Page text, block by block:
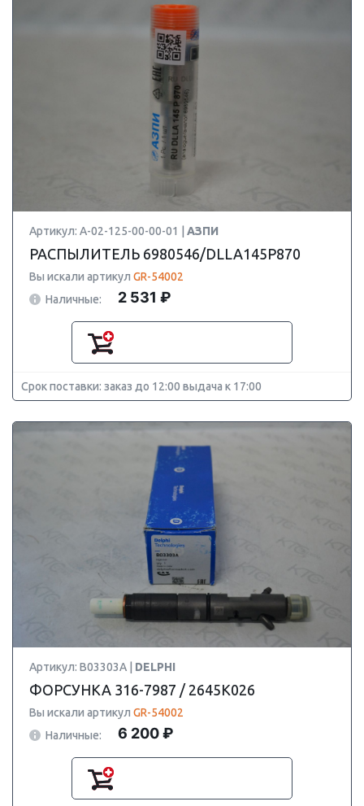
Артикул: А-02-125-00-00-01 | АЗПИ
РАСПЫЛИТЕЛЬ 6980546/DLLA145P870
Вы искали артикул GR-54002
Наличные:
2 531 ₽
Срок поставки: заказ до 12:00 выдача к 17:00
Артикул: B03303A | DELPHI
ФОРСУНКА 316-7987 / 2645K026
Вы искали артикул GR-54002
Наличные:
6 200 ₽